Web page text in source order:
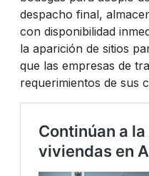
despacho final,
con disponibilidad
la aparición de sitios
que las empresas de
requerimientos de sus